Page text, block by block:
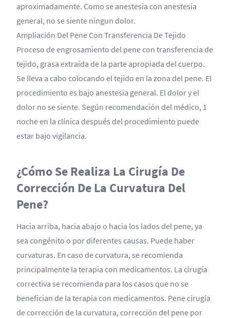
aproximadamente. Como se anestesia con anestesia
general, no se siente ningun dolor.
Ampliación Del Pene Con Transferencia De Tejido
Proceso de engrosamiento del pene con transferencia de
tejido, grasa extraída de la parte apropiada del cuerpo.
Se lleva a cabo colocando el tejido en la zona del pene. El
procedimiento es bajo anestesia general. El dolor y el
dolor no se siente. Según recomendación del médico, 1
noche en la clínica después del procedimiento puede
estar bajo vigilancia.
¿Cómo Se Realiza La Cirugía De
Corrección De La Curvatura Del
Pene?
Hacia arriba, hacia abajo o hacia los lados del pene, ya
sea congénito o por diferentes causas. Puede haber
curvaturas. En caso de curvatura, se recomienda
principalmente la terapia con medicamentos. La cirugía
correctiva se recomienda para los casos que no se
benefician de la terapia con medicamentos. Pene cirugía
de corrección de la curvatura, corrección del pene por